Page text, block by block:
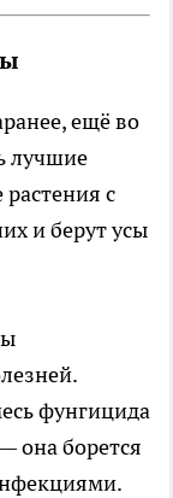
ещё во
лучшие
с
и берут усы
фунгицида
она борется